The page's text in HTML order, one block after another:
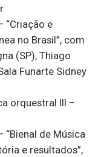
“Criação e
no Brasil”, com
(SP), Thiago
Funarte Sidney
orquestral III –
“Bienal de Música
e resultados”,